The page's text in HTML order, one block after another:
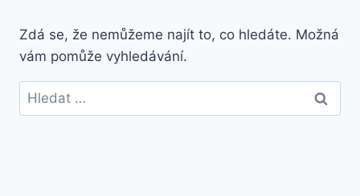
Zdá se, že nemůžeme najít to, co hledáte. Možná
vám pomůže vyhledávání.
Vyhledávání